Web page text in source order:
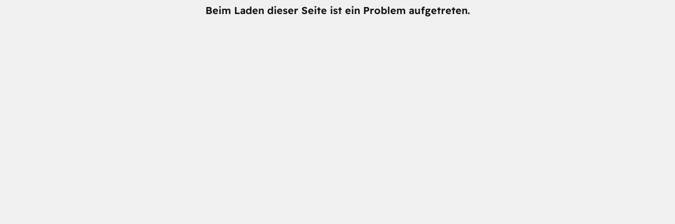
Beim Laden dieser Seite ist ein Problem aufgetreten.